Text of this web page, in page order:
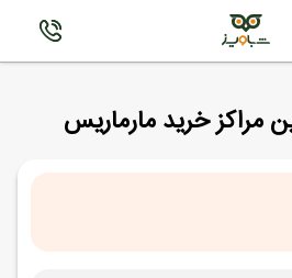
مراکز خرید مارماریس